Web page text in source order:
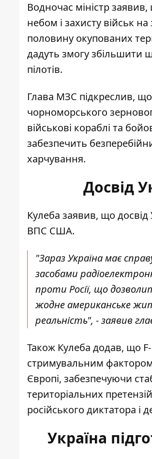
Водночас міністр
небом і захисту військ
половину окупованих
дадуть змогу збільшити
пілотів.
Глава МЗС підкреслив, що
чорноморського
військові кораблі та
забезпечить
харчування.
Досвід
Кулеба заявив, що досвід
ВПС США.
"Зараз Україна має
засобами
проти Росії, що
жодне американське
реальність", - заявив
Також Кулеба додав, що F-
стримувальним фактором
Європі, забезпечуючи
територіальних
російського диктатора і
Україна